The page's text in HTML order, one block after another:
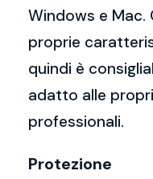
Windows e Mac.
proprie
quindi è
adatto alle
professionali.
Protezione